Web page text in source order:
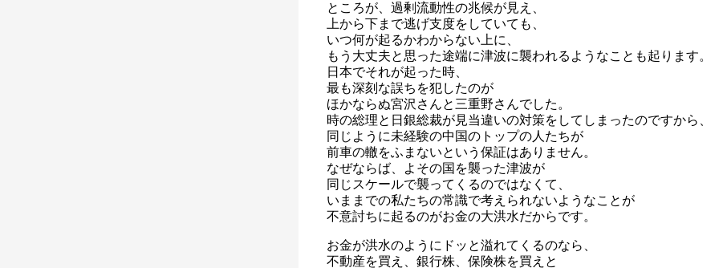
ところが、過剰流動性の兆候が見え、
上から下まで逃げ支度をしていても、
いつ何が起るかわからない上に、
もう大丈夫と思った途端に津波に襲われるようなことも起ります。
日本でそれが起った時、
最も深刻な誤ちを犯したのが
ほかならぬ宮沢さんと三重野さんでした。
時の総理と日銀総裁が見当違いの対策をしてしまったのですから、
同じように未経験の中国のトップの人たちが
前車の轍をふまないという保証はありません。
なぜならば、よその国を襲った津波が
同じスケールで襲ってくるのではなくて、
いままでの私たちの常識で考えられないようなことが
不意討ちに起るのがお金の大洪水だからです。
お金が洪水のようにドッと溢れてくるのなら、
不動産を買え、銀行株、保険株を買えと